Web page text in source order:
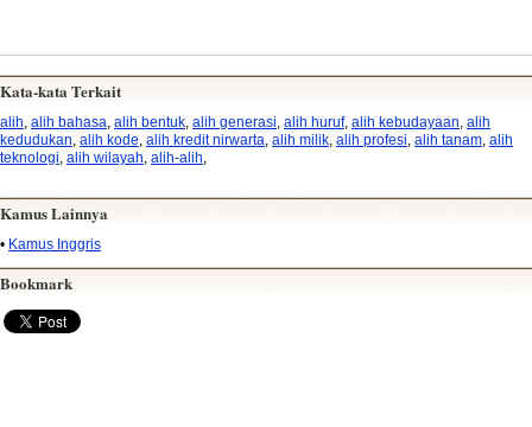
Kata-kata Terkait
alih alih bahasa alih bentuk alih generasi alih huruf, alih kebudayaan alih
kedudukan alih kode alih kredit nirwarta alih milik alih profesi alih tanam alih
teknologi alih wilayah alih-alih
Kamus Lainnya
• Kamus Inggris
Bookmark